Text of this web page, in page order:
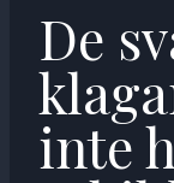
De
inte